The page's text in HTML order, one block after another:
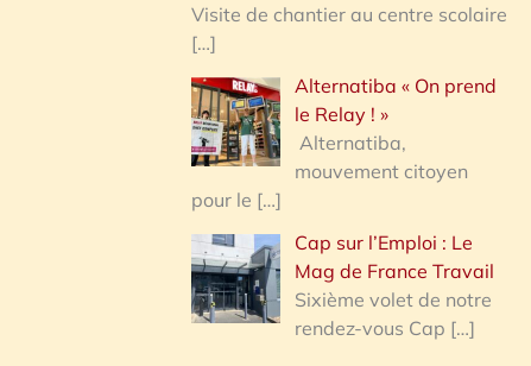
Visite de chantier au centre scolaire
[…]
Alternatiba « On prend
le Relay ! »
Alternatiba,
mouvement citoyen
pour le […]
Cap sur l’Emploi : Le
Mag de France Travail
Sixième volet de notre
rendez-vous Cap […]